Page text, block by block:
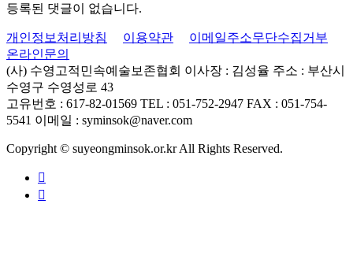
등록된 댓글이 없습니다.
개인정보처리방침 이용약관
이메일주소무단수집거부
온라인문의
(사) 수영고적민속예술보존협회 이사장 : 김성율 주소 : 부산시
수영구 수영성로 43
고유번호 : 617-82-01569 TEL : 051-752-2947 FAX : 051-754-
5541 이메일 : syminsok@naver.com
Copyright © suyeongminsok.or.kr All Rights Reserved.